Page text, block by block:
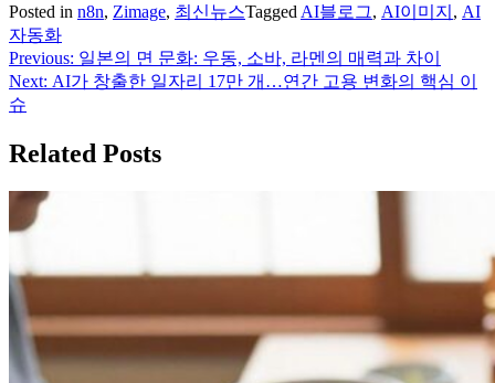
Posted in n8n, Zimage, 최신뉴스Tagged AI블로그, AI이미지 , AI
자동화
글
탐
Previous: 일본의 면 문화: 우동, 소바, 라멘의 매력과 차이
Next: AI가 창출한 일자리 17만 개…연간 고용 변화의 핵심 이
슈
Related Posts